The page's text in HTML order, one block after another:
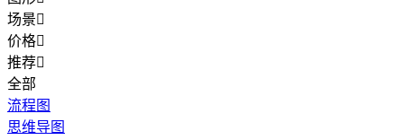
场景
价格
推荐
全部
流程图
思维导图